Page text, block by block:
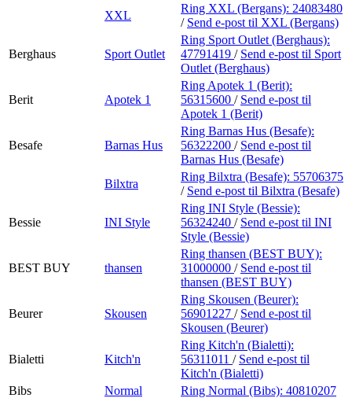
XXL
Ring XXL (Bergans): 24083480
/ Send e-post til XXL (Bergans)
Berghaus Sport Outlet
Ring Sport Outlet (Berghaus):
47791419 / Send e-post til Sport
Outlet (Berghaus)
Berit Apotek 1
Ring Apotek 1 (Berit):
56315600 / Send e-post til
Apotek 1 (Berit)
Besafe Barnas Hus
Ring Barnas Hus (Besafe):
56322200 / Send e-post til
Barnas Hus (Besafe)
Bilxtra
Ring Bilxtra (Besafe): 55706375
/ Send e-post til Bilxtra (Besafe)
Bessie INI Style
Ring INI Style (Bessie):
56324240 / Send e-post til INI
Style (Bessie)
BEST BUY thansen
Ring thansen (BEST BUY):
31000000 / Send e-post til
thansen (BEST BUY)
Beurer Skousen
Ring Skousen (Beurer):
56901227 / Send e-post til
Skousen (Beurer)
Bialetti Kitch'n
Ring Kitch'n (Bialetti):
56311011 / Send e-post til
Kitch'n (Bialetti)
Bibs
Normal Ring Normal (Bibs): 40810207